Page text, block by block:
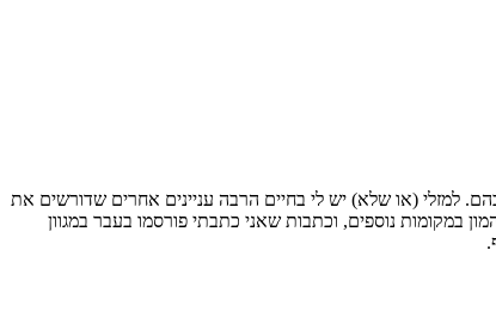
למזלי (או שלא) יש לי בחיים הרבה עניינים אחרים שדורשים את
במקומות נוספים, וכתבות שאני כתבתי פורסמו בעבר במגוון